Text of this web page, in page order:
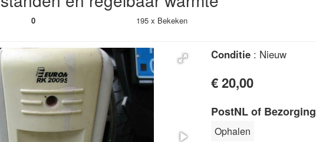
0 195 x Bekeken
Conditie: Nieuw
€ 20,00
PostNL of Bezorging
Ophalen